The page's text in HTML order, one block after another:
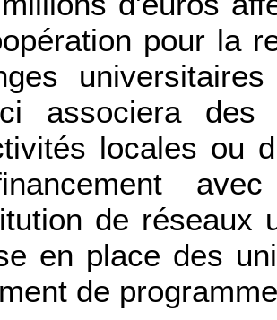
pour la
associera des
locales ou
de réseaux
en place des
de